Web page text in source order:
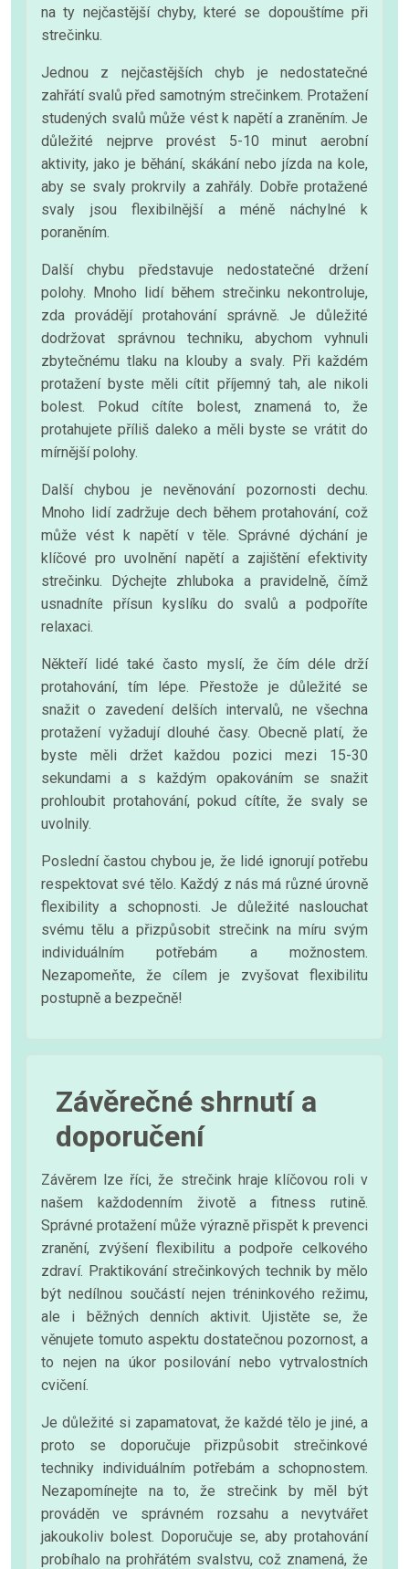
na ty nejčastější chyby, které se dopouštíme při
strečinku.
Jednou z nejčastějších chyb je nedostatečné
zahřátí svalů před samotným strečinkem. Protažení
studených svalů může vést k napětí a zraněním. Je
důležité nejprve provést 5-10 minut aerobní
aktivity, jako je běhání, skákání nebo jízda na kole,
aby se svaly prokrvily a zahřály. Dobře protažené
svaly jsou flexibilnější a méně náchylné k
poraněním.
Další chybu představuje nedostatečné držení
polohy. Mnoho lidí během strečinku nekontroluje,
zda provádějí protahování správně. Je důležité
dodržovat správnou techniku, abychom vyhnuli
zbytečnému tlaku na klouby a svaly. Při každém
protažení byste měli cítit příjemný tah, ale nikoli
bolest. Pokud cítíte bolest, znamená to, že
protahujete příliš daleko a měli byste se vrátit do
mírnější polohy.
Další chybou je nevěnování pozornosti dechu.
Mnoho lidí zadržuje dech během protahování, což
může vést k napětí v těle. Správné dýchání je
klíčové pro uvolnění napětí a zajištění efektivity
strečinku. Dýchejte zhluboka a pravidelně, čímž
usnadníte přísun kyslíku do svalů a podpoříte
relaxaci.
Někteří lidé také často myslí, že čím déle drží
protahování, tím lépe. Přestože je důležité se
snažit o zavedení delších intervalů, ne všechna
protažení vyžadují dlouhé časy. Obecně platí, že
byste měli držet každou pozici mezi 15-30
sekundami a s každým opakováním se snažit
prohloubit protahování, pokud cítíte, že svaly se
uvolnily.
Poslední častou chybou je, že lidé ignorují potřebu
respektovat své tělo. Každý z nás má různé úrovně
flexibility a schopnosti. Je důležité naslouchat
svému tělu a přizpůsobit strečink na míru svým
individuálním potřebám a možnostem.
Nezapomeňte, že cílem je zvyšovat flexibilitu
postupně a bezpečně!
Závěrečné shrnutí a
doporučení
Závěrem lze říci, že strečink hraje klíčovou roli v
našem každodenním životě a fitness rutině.
Správné protažení může výrazně přispět k prevenci
zranění, zvýšení flexibilitu a podpoře celkového
zdraví. Praktikování strečinkových technik by mělo
být nedílnou součástí nejen tréninkového režimu,
ale i běžných denních aktivit. Ujistěte se, že
věnujete tomuto aspektu dostatečnou pozornost, a
to nejen na úkor posilování nebo vytrvalostních
cvičení.
Je důležité si zapamatovat, že každé tělo je jiné, a
proto se doporučuje přizpůsobit strečinkové
techniky individuálním potřebám a schopnostem.
Nezapomínejte na to, že strečink by měl být
prováděn ve správném rozsahu a nevytvářet
jakoukoliv bolest. Doporučuje se, aby protahování
probíhalo na prohřátém svalstvu, což znamená, že